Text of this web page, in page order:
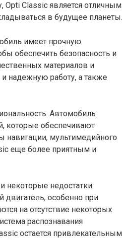
Opti Classic является отличным
в будущее планеты.
имеет прочную
обеспечить безопасность и
материалов и
и надежную работу, а также
Автомобиль
которые обеспечивают
навигации, мультимедийного
еще более приятным и
некоторые недостатки.
особенно при
на отсутствие некоторых
распознавания
остается привлекательным